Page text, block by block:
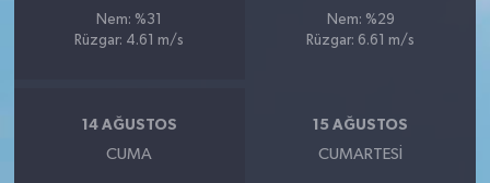
Nem: %31
Rüzgar: 4.61 m/s
Nem: %29
Rüzgar: 6.61 m/s
14 AĞUSTOS
CUMA
15 AĞUSTOS
CUMARTESI